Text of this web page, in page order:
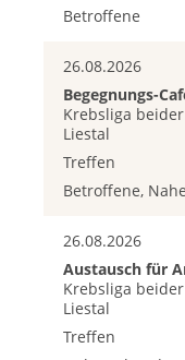
Betroffene
26.08.2026
Begegnungs-
Krebsliga
Liestal
Treffen
Betroffene,
26.08.2026
Austausch für
Krebsliga
Liestal
Treffen